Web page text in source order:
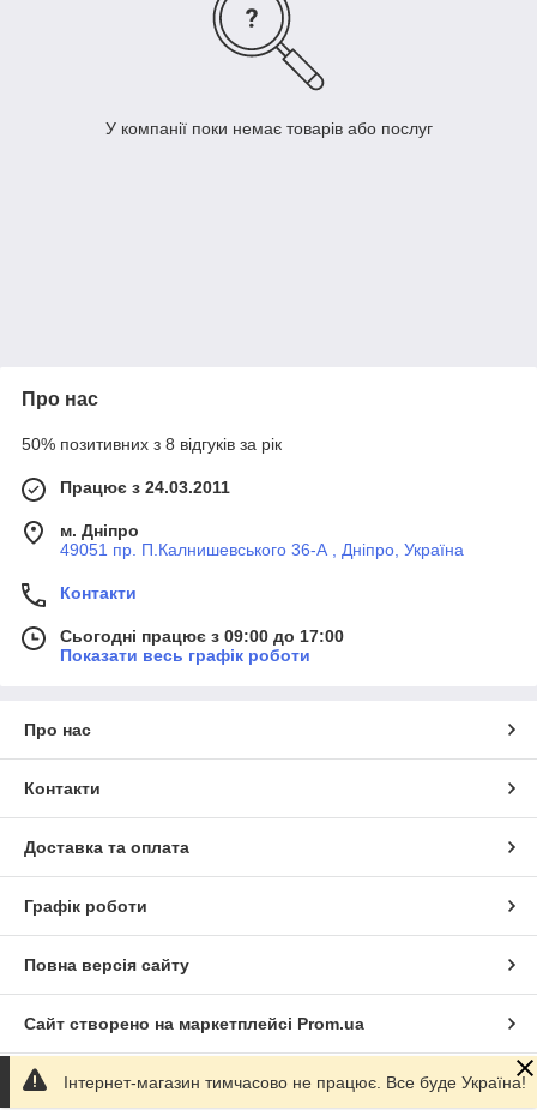
У компанії поки немає товарів або послуг
Про нас
50% позитивних з 8 відгуків за рік
Працює з 24.03.2011
м. Дніпро
49051 пр. П.Калнишевського 36-А , Дніпро, Україна
Контакти
Сьогодні працює з 09:00 до 17:00
Показати весь графік роботи
Про нас
Контакти
Доставка та оплата
Графік роботи
Повна версія сайту
Сайт створено на маркетплейсі Prom.ua
Політика конфіденційності
Інтернет-магазин тимчасово не працює. Все буде Україна!